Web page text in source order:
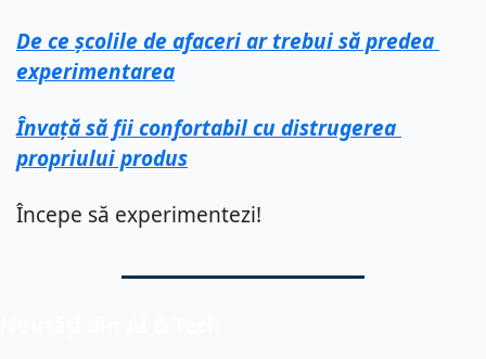
De ce școlile de afaceri ar trebui să predea
experimentarea
Învață să fii confortabil cu distrugerea
propriului produs
Începe să experimentezi!